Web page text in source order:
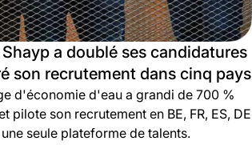
a doublé ses candidatures
son recrutement dans cinq pays
d'économie d'eau a grandi de 700 %
pilote son recrutement en BE, FR, ES, DE
seule plateforme de talents.